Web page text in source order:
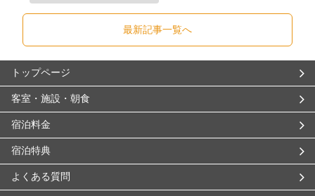
最新記事一覧へ
トップページ
客室・施設・朝食
宿泊料金
宿泊特典
よくある質問